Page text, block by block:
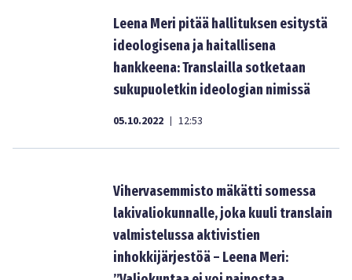
Leena Meri pitää hallituksen esitystä
ideologisena ja haitallisena
hankkeena: Translailla sotketaan
sukupuoletkin ideologian nimissä
05.10.2022 | 12:53
Vihervasemmisto mäkätti somessa
lakivaliokunnalle, joka kuuli translain
valmistelussa aktivistien
inhokkijärjestöä – Leena Meri: